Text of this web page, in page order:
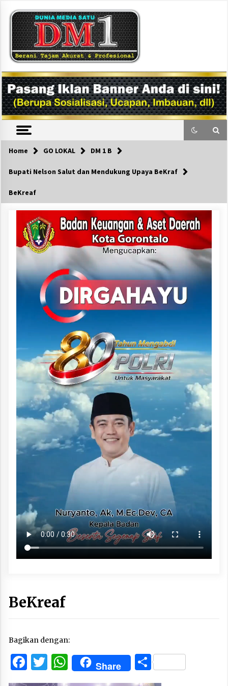
content
DM1
Home GO LOKAL DM 1 B
Bupati Nelson Salut dan Mendukung Upaya BeKraf
BeKreaf
BeKreaf
Bagikan dengan:
Facebook
Twitter
WhatsApp
Share Share